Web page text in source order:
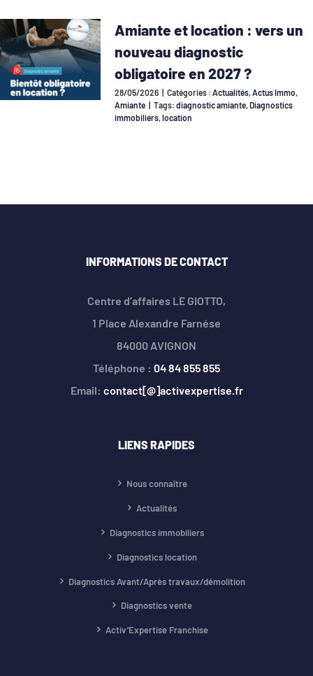
Amiante et location : vers un
nouveau diagnostic
obligatoire en 2027 ?
28/05/2026 Catégories : Actualités,Actus Immo,
Amiante
Tags: diagnostic amiante,Diagnostics
immobiliers,location
INFORMATIONS DE CONTACT
Centre d’affaires LE GIOTTO,
1 Place Alexandre Farnése
84000 AVIGNON
Téléphone : 04 84 855 855
Email: contact[@]activexpertise.fr
LIENS RAPIDES
Nous connaître
Actualités
Diagnostics immobiliers
Diagnostics location
Diagnostics Avant/Après travaux/démolition
Diagnostics vente
Activ’Expertise Franchise